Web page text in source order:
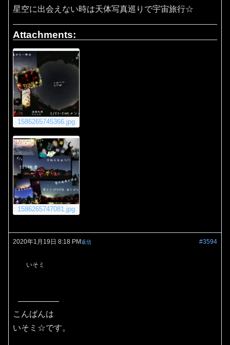
星空に出会えない時は天体写真巡りで宇宙旅行☆
Attachments:
1586265745366.jpg
1586265747081.jpg
2020年1月19日 8:18 PM #3594
返信
いそミ
こんばんは
いそミ☆です。